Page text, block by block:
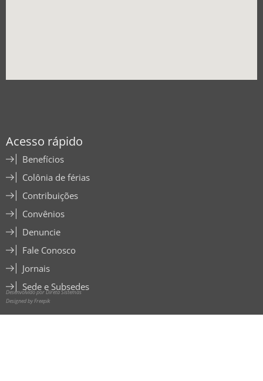
Acesso rápido
Benefícios
Colônia de férias
Contribuições
Convênios
Denuncie
Fale Conosco
Jornais
Sede e Subsedes
Desenvolvido por Direta Sistemas
Designed by Freepik